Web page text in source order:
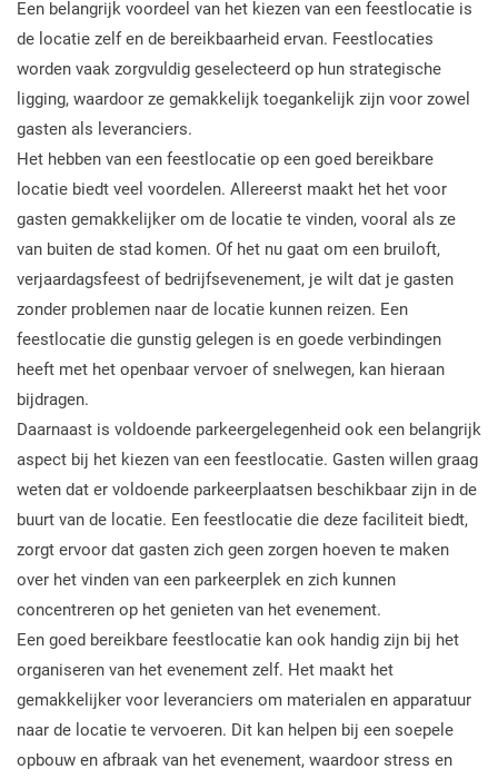
Een belangrijk voordeel van het kiezen van een feestlocatie is
de locatie zelf en de bereikbaarheid ervan. Feestlocaties
worden vaak zorgvuldig geselecteerd op hun strategische
ligging, waardoor ze gemakkelijk toegankelijk zijn voor zowel
gasten als leveranciers.
Het hebben van een feestlocatie op een goed bereikbare
locatie biedt veel voordelen. Allereerst maakt het het voor
gasten gemakkelijker om de locatie te vinden, vooral als ze
van buiten de stad komen. Of het nu gaat om een bruiloft,
verjaardagsfeest of bedrijfsevenement, je wilt dat je gasten
zonder problemen naar de locatie kunnen reizen. Een
feestlocatie die gunstig gelegen is en goede verbindingen
heeft met het openbaar vervoer of snelwegen, kan hieraan
bijdragen.
Daarnaast is voldoende parkeergelegenheid ook een belangrijk
aspect bij het kiezen van een feestlocatie. Gasten willen graag
weten dat er voldoende parkeerplaatsen beschikbaar zijn in de
buurt van de locatie. Een feestlocatie die deze faciliteit biedt,
zorgt ervoor dat gasten zich geen zorgen hoeven te maken
over het vinden van een parkeerplek en zich kunnen
concentreren op het genieten van het evenement.
Een goed bereikbare feestlocatie kan ook handig zijn bij het
organiseren van het evenement zelf. Het maakt het
gemakkelijker voor leveranciers om materialen en apparatuur
naar de locatie te vervoeren. Dit kan helpen bij een soepele
opbouw en afbraak van het evenement, waardoor stress en